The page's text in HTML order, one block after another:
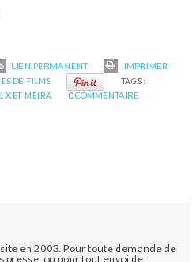
LIEN PERMANENT
IMPRIMER
DE FILMS
TAGS :
ET MEIRA 0COMMENTAIRE
en 2003. Pour toute demande de
ou pour tout envoi de